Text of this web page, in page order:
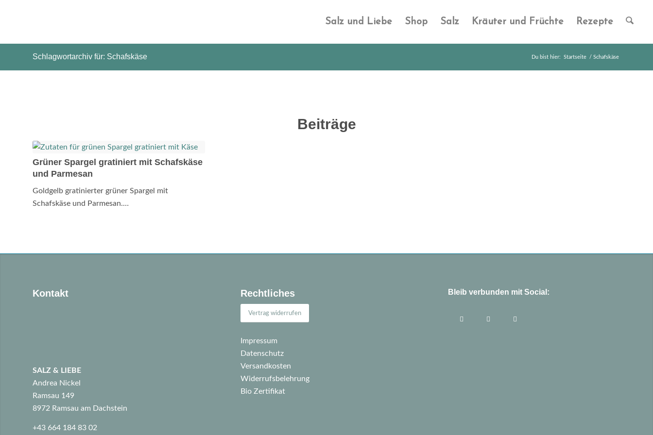
Salz und Liebe Shop Salz Kräuter und Früchte Rezepte
Schlagwortarchiv für: Schafskäse Du bist hier: Startseite / Schafskäse
Beiträge
Grüner Spargel gratiniert mit Schafskäse
und Parmesan
Goldgelb gratinierter grüner Spargel mit
Schafskäse und Parmesan.…
Kontakt
SALZ & LIEBE
Andrea Nickel
Ramsau 149
8972 Ramsau am Dachstein
+43 664 184 83 02
Rechtliches
Vertrag widerrufen
Impressum
Datenschutz
Versandkosten
Widerrufsbelehrung
Bio Zertifikat
Bleib verbunden mit Social: